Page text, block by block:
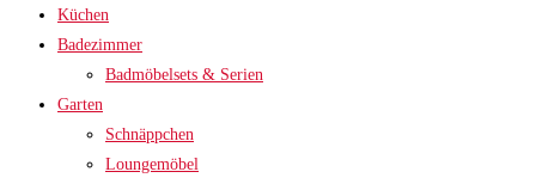
Küchen
Badezimmer
Badmöbelsets & Serien
Garten
Schnäppchen
Loungemöbel